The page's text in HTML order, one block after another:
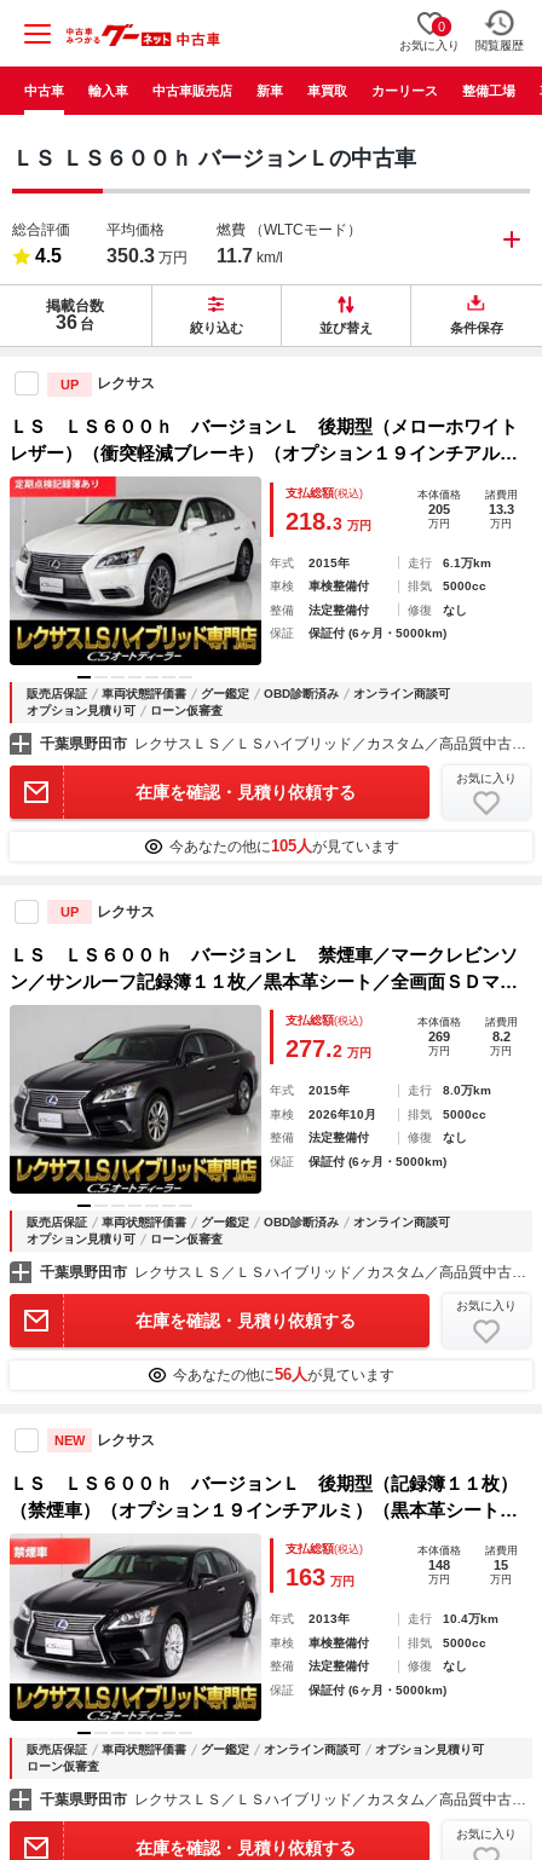
0
お気に入り 閲覧履歴
中古車 輸入車 中古車販売店 新車 車買取 カーリース 整備工場
ＬＳ ＬＳ６００ｈ バージョンＬの中古車
総合評価
4.5
平均価格
350.3 万円
燃費 （WLTCモード）
11.7 km/l
掲載台数
36 台 絞り込む 並び替え 条件保存
UP レクサス
ＬＳ ＬＳ６００ｈ バージョンＬ 後期型（メローホワイト
レザー）（衝突軽減ブレーキ）（オプション１９インチアル
ミ）レーダークルーズ ＢＳＭ ＬＥＤヘッドライト 全画面
ＳＤマルチナビ パワートランク 記録簿６枚 白本革 ４Ｗ
支払総額(税込)
218.3 万円
本体価格
205
万円
諸費用
13.3
万円
年式 2015年 走行
6.1万km
車検
車検整備付 排気
5000cc
整備
法定整備付 修復
なし
保証
保証付 (6ヶ月・5000km)
販売店保証 車両状態評価書 グー鑑定 OBD診断済み
オンライン商談可
オプション見積り可
ローン仮審査
千葉県野田市 レクサスＬＳ／ＬＳハイブリッド／カスタム／高品質中古車専門店 ＣＳオートディーラー千葉柏インター店
在庫を確認・見積り依頼する
お気に入り
今あなたの他に105人が見ています
UP レクサス
ＬＳ ＬＳ６００ｈ バージョンＬ 禁煙車／マークレビンソ
ン／サンルーフ記録簿１１枚／黒本革シート／全画面ＳＤマル
チナビ／レーダーＣ／プリクラッシュ／ＬＥＤライト／クリア
ランスソナー／ビルトインＥＴＣ／ＢＳＭ／Ｍレビンソン／
支払総額(税込)
277.2 万円
本体価格
269
万円
諸費用
8.2
万円
年式 2015年 走行
8.0万km
車検
2026年10月 排気
5000cc
整備
法定整備付 修復
なし
保証
保証付 (6ヶ月・5000km)
販売店保証 車両状態評価書 グー鑑定 OBD診断済み
オンライン商談可
オプション見積り可
ローン仮審査
千葉県野田市
在庫を確認・見積り依頼する
お気に入り
今あなたの他に56人が見ています
NEW レクサス
ＬＳ ＬＳ６００ｈ バージョンＬ 後期型（記録簿１１枚）
（禁煙車）（オプション１９インチアルミ）（黒本革シート）
ＬＥＤヘッドライト ４ＷＤ クリアランスソナー オートハ
イビーム 後席ＶＩＰ エアシート＆シートヒーター
支払総額(税込)
163 万円
本体価格
148
万円
諸費用
15
万円
年式 2013年 走行
10.4万km
車検
車検整備付 排気
5000cc
整備
法定整備付 修復
なし
保証
保証付 (6ヶ月・5000km)
販売店保証 車両状態評価書 グー鑑定 オンライン商談可
オプション見積り可
ローン仮審査
千葉県野田市 レクサスＬＳ／ＬＳハイブリッド／カスタム／高品質中古車専門店 ＣＳオートディーラー千葉柏インター店
在庫を確認・見積り依頼する
お気に入り